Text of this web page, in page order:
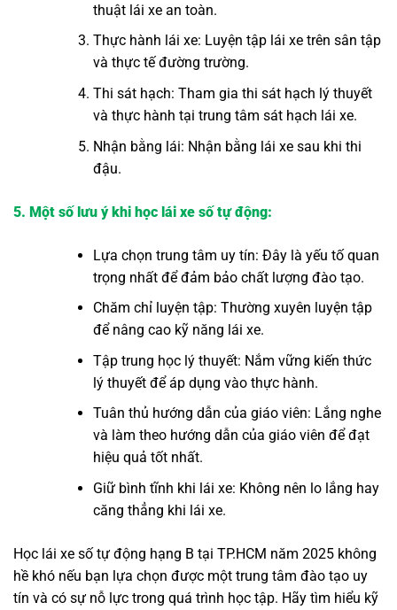
thuật lái xe an toàn.
Thực hành lái xe: Luyện tập lái xe trên sân tập
và thực tế đường trường.
Thi sát hạch: Tham gia thi sát hạch lý thuyết
và thực hành tại trung tâm sát hạch lái xe.
Nhận bằng lái: Nhận bằng lái xe sau khi thi
đậu.
5. Một số lưu ý khi học lái xe số tự động:
Lựa chọn trung tâm uy tín: Đây là yếu tố quan
trọng nhất để đảm bảo chất lượng đào tạo.
Chăm chỉ luyện tập: Thường xuyên luyện tập
để nâng cao kỹ năng lái xe.
Tập trung học lý thuyết: Nắm vững kiến thức
lý thuyết để áp dụng vào thực hành.
Tuân thủ hướng dẫn của giáo viên: Lắng nghe
và làm theo hướng dẫn của giáo viên để đạt
hiệu quả tốt nhất.
Giữ bình tĩnh khi lái xe: Không nên lo lắng hay
căng thẳng khi lái xe.
Học lái xe số tự động hạng B tại TP.HCM năm 2025 không
hề khó nếu bạn lựa chọn được một trung tâm đào tạo uy
tín và có sự nỗ lực trong quá trình học tập. Hãy tìm hiểu kỹ